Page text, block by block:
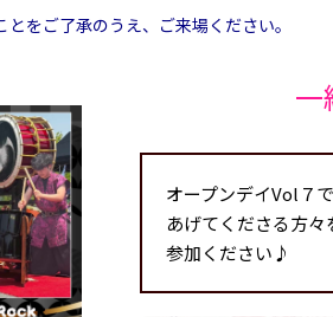
をご了承のうえ、ご来場ください。
オープンデイVol７
あげてくださる方
参加ください♪